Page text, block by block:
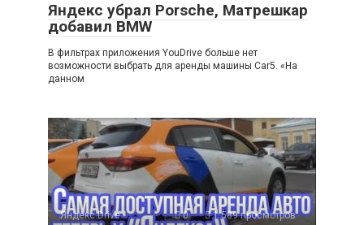
Яндекс убрал Porsche, Матрешкар
добавил BMW
В фильтрах приложения YouDrive больше нет
возможности выбрать для аренды машины Car5. «На
данном
Яндекс.Drive 0 1 589 просмотров